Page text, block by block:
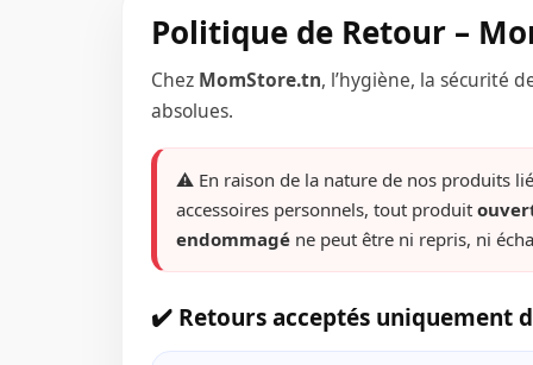
Politique de Retour –
Chez MomStore.tn, l’hygiène, la sécurité
absolues.
⚠️ En raison de la nature de nos produits
accessoires personnels, tout produit
endommagé ne peut être ni repris, ni
✔️ Retours acceptés uniquement